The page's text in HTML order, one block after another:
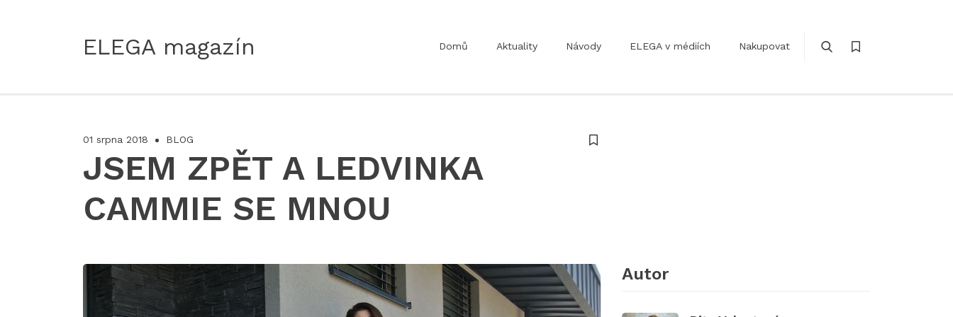
ELEGA magazín Domů Aktuality Návody ELEGA v médiích Nakupovat
01 srpna 2018 BLOG
JSEM ZPĚT A LEDVINKA
CAMMIE SE MNOU
Autor